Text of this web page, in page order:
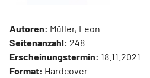
Autoren: Müller, Leon
Seitenanzahl: 248
Erscheinungstermin: 18.11.2021
Format: Hardcover